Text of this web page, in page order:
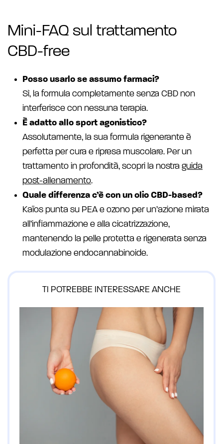
Mini-FAQ sul trattamento
CBD-free
Posso usarlo se assumo farmaci?
Sì, la formula completamente senza CBD non
interferisce con nessuna terapia.
È adatto allo sport agonistico?
Assolutamente, la sua formula rigenerante è
perfetta per cura e ripresa muscolare. Per un
trattamento in profondità, scopri la nostra guida
post-allenamento.
Quale differenza c’è con un olio CBD-based?
Kaïos punta su PEA e ozono per un’azione mirata
all’infiammazione e alla cicatrizzazione,
mantenendo la pelle protetta e rigenerata senza
modulazione endocannabinoide.
TI POTREBBE INTERESSARE ANCHE